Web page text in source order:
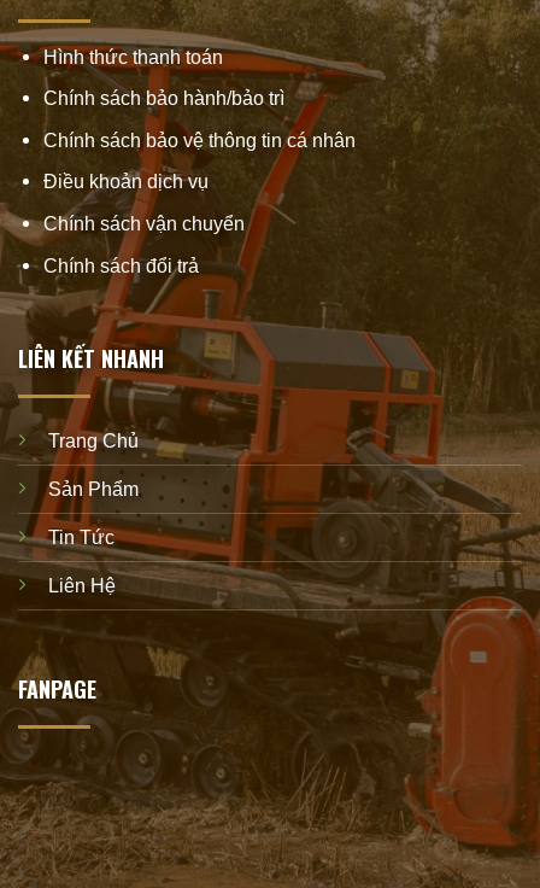
Hình thức thanh toán
Chính sách bảo hành/bảo trì
Chính sách bảo vệ thông tin cá nhân
Điều khoản dịch vụ
Chính sách vận chuyển
Chính sách đổi trả
LIÊN KẾT NHANH
Trang Chủ
Sản Phẩm
Tin Tức
Liên Hệ
FANPAGE